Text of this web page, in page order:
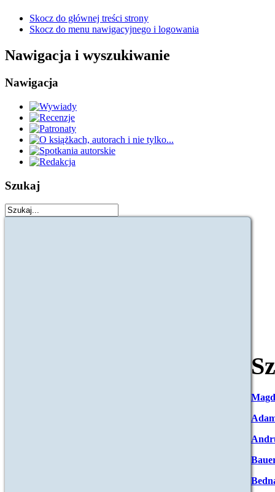
Skocz do głównej treści strony
Skocz do menu nawigacyjnego i logowania
Nawigacja i wyszukiwanie
Nawigacja
Szukaj